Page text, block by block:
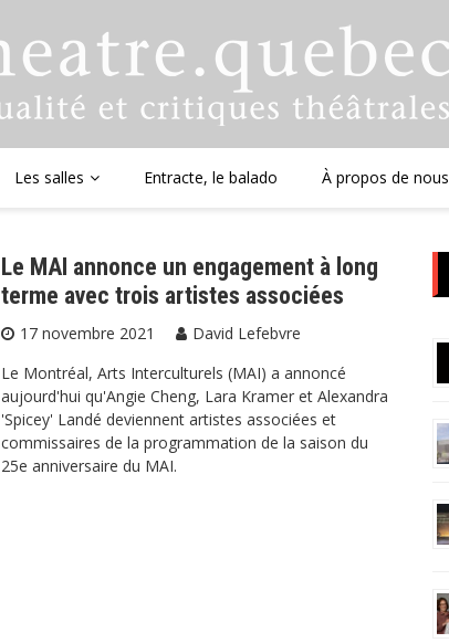
Les salles Entracte, le balado À propos de nous
Le MAI annonce un engagement à long
terme avec trois artistes associées
17 novembre 2021
David Lefebvre
Le Montréal, Arts Interculturels (MAI) a annoncé
aujourd'hui qu'Angie Cheng, Lara Kramer et Alexandra
'Spicey' Landé deviennent artistes associées et
commissaires de la programmation de la saison du
25e anniversaire du MAI.